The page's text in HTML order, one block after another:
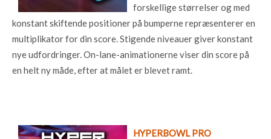
forskellige størrelser og med
konstant skiftende positioner på bumperne repræsenterer en
multiplikator for din score. Stigende niveauer giver konstant
nye udfordringer. On-lane-animationerne viser din score på
en helt ny måde, efter at målet er blevet ramt.
HYPERBOWL PRO